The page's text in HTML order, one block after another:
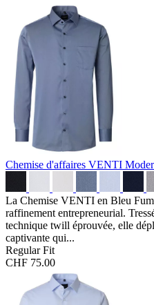
Chemise d'affaires VENTI
La Chemise VENTI en Bleu
raffinement entrepreneurial.
technique twill éprouvée, elle
captivante qui...
Regular Fit
CHF 75.00